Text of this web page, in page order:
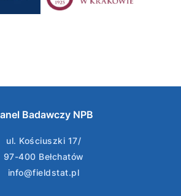
Badawczy NPB
ul. Kościuszki 17/
97-400 Bełchatów
info@fieldstat.pl